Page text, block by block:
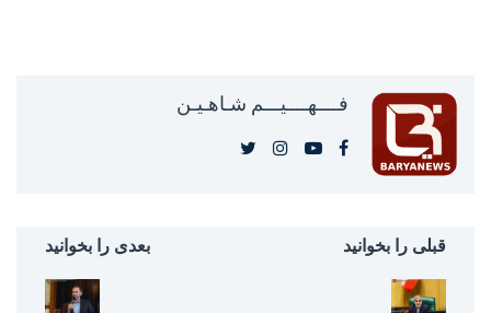
فــــهــــيـــم شـاهـیـن‎‎
قبلی را بخوانید بعدی را بخوانید